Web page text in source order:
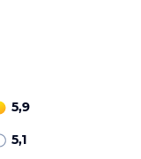
5,9
5,1